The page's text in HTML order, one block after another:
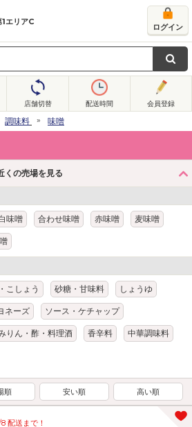
エリアC
ログイン
店舗切替 配送時間 会員登録
調味料 味噌
くの売場を見る
味噌 合わせ味噌 赤味噌 麦味噌
こしょう 砂糖・甘味料 しょうゆ
ネーズ ソース・ケチャップ
りん・酢・料理酒 香辛料 中華調味料
順 安い順 高い順
配送まで！